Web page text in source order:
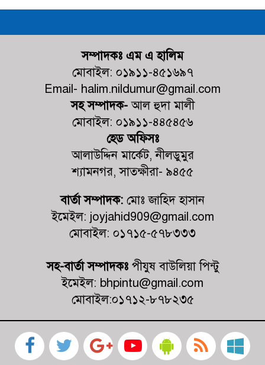
মল্লিকের সংবাদ সম্মেলন
কারণে রোগীর মৃ+ত্যুর অভিযোগ,
ঘটনাস্থলে পুলিশ
কালিগঞ্জের পল্লীতে পৈতৃক ভিটা থেকে
সন্তান উচ্ছেদের পায়তারার প্রতিবাদে
মানববন্ধন
ভোট আসে জনপ্রতিনিধি হয়, কিন্তু
মহেশ্বরপুরের কোন উন্নয়ন হয়না
কালিগঞ্জ কুশুলিয়া উচ্চ মাধ্যমিক
বিদ্যালয়ের কমিটির অভিষেক অনুষ্ঠিত
কালিগঞ্জে ট্রাকচাপায় শিশুর মর্মান্তিক মৃত্যু,
সম্পাদকঃ এম এ হালিম
মোবাইল: ০১৯১১-৪৫১৬৯৭
Email- halim.nildumur@gmail.com
সহ সম্পাদক-আল হুদা মালী
মোবাইল: ০১৯১১-৪৪৫৪৫৬
হেড অফিসঃ
আলাউদ্দিন মার্কেট, নীলডুমুর
শ্যামনগর, সাতক্ষীরা- ৯৪৫৫
বার্তা সম্পাদক: মোঃ জাহিদ হাসান
ইমেইল: joyjahid909@gmail.com
মোবাইল: ০১৭১৫-৫৭৮৩৩৩
সহ-বার্তা সম্পাদকঃপীযুষ বাউলিয়া পিন্টু
ইমেইল: bhpintu@gmail.com
মোবাইল:০১৭১২-৮৭৮২৩৫